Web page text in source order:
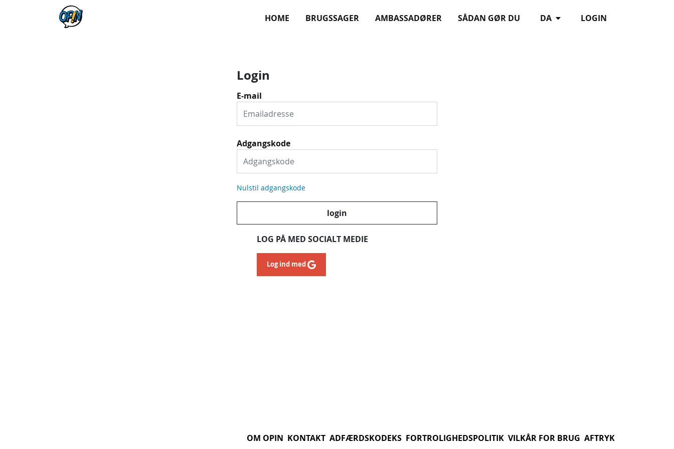
LOGIN
DA
HOME BRUGSSAGER AMBASSADØRER SÅDAN GØR DU
Login
E-mail
Adgangskode
Nulstil adgangskode
login
LOG PÅ MED SOCIALT MEDIE
Log ind med
OM OPIN KONTAKT ADFÆRDSKODEKS FORTROLIGHEDSPOLITIK VILKÅR FOR BRUG AFTRYK